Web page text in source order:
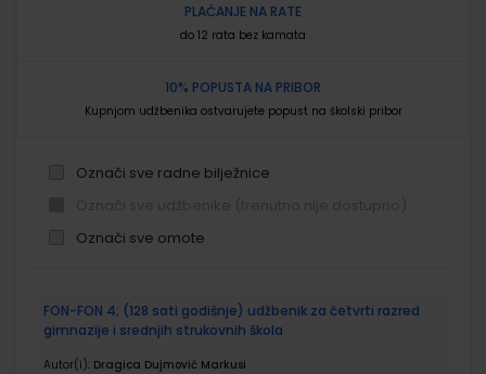
PLAĆANJE NA RATE
do 12 rata bez kamata
10% POPUSTA NA PRIBOR
Kupnjom udžbenika ostvarujete popust na školski pribor
Označi sve radne bilježnice
Označi sve omote
proizvodi
FON-FON 4; (128 sati godišnje) udžbenik za četvrti razred
gimnazije i srednjih strukovnih škola
Autor(i): Dragica Dujmović Markusi